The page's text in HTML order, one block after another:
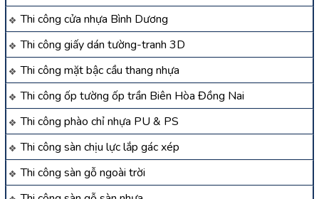
Thi công cửa nhựa Bình Dương
Thi công giấy dán tường-tranh 3D
Thi công mặt bậc cầu thang nhựa
Thi công ốp tường ốp trần Biên Hòa Đồng Nai
Thi công phào chỉ nhựa PU & PS
Thi công sàn chịu lực lắp gác xép
Thi công sàn gỗ ngoài trời